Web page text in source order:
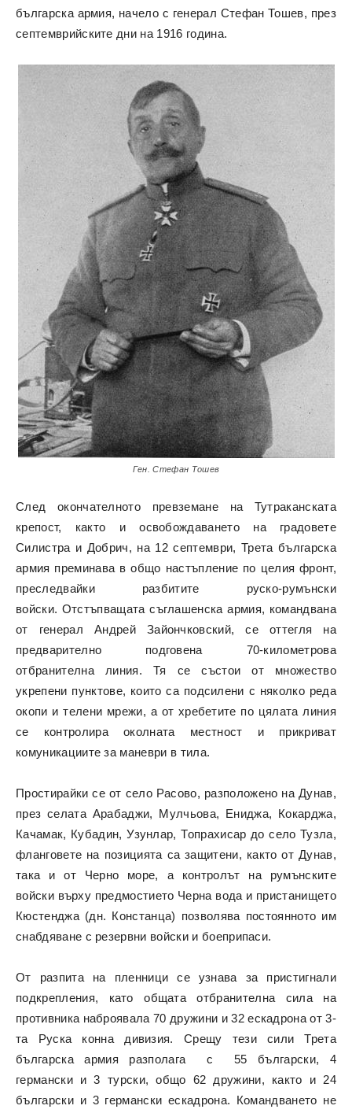
българска армия, начело с генерал Стефан Тошев, през
септемврийските дни на 1916 година.
Ген. Стефан Тошев
След окончателното превземане на Тутраканската
крепост, както и освобождаването на градовете
Силистра и Добрич, на 12 септември, Трета българска
армия преминава в общо настъпление по целия фронт,
преследвайки разбитите руско-румънски
войски. Отстъпващата съглашенска армия, командвана
от генерал Андрей Зайончковский, се оттегля на
предварително подговена 70-километрова
отбранителна линия. Тя се състои от множество
укрепени пунктове, които са подсилени с няколко реда
окопи и телени мрежи, а от хребетите по цялата линия
се контролира околната местност и прикриват
комуникациите за маневри в тила.
Простирайки се от село Расово, разположено на Дунав,
през селата Арабаджи, Мулчьова, Ениджа, Кокарджа,
Качамак, Кубадин, Узунлар, Топрахисар до село Тузла,
фланговете на позицията са защитени, както от Дунав,
така и от Черно море, а контролът на румънските
войски върху предмостието Черна вода и пристанището
Кюстенджа (дн. Констанца) позволява постоянното им
снабдяване с резервни войски и боеприпаси.
От разпита на пленници се узнава за пристигнали
подкрепления, като общата отбранителна сила на
противника наброявала 70 дружини и 32 ескадрона от 3-
та Руска конна дивизия. Срещу тези сили Трета
българска армия разполага с 55 български, 4
германски и 3 турски, общо 62 дружини, както и 24
български и 3 германски ескадрона. Командването не